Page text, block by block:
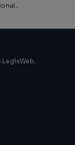
LegisWeb.